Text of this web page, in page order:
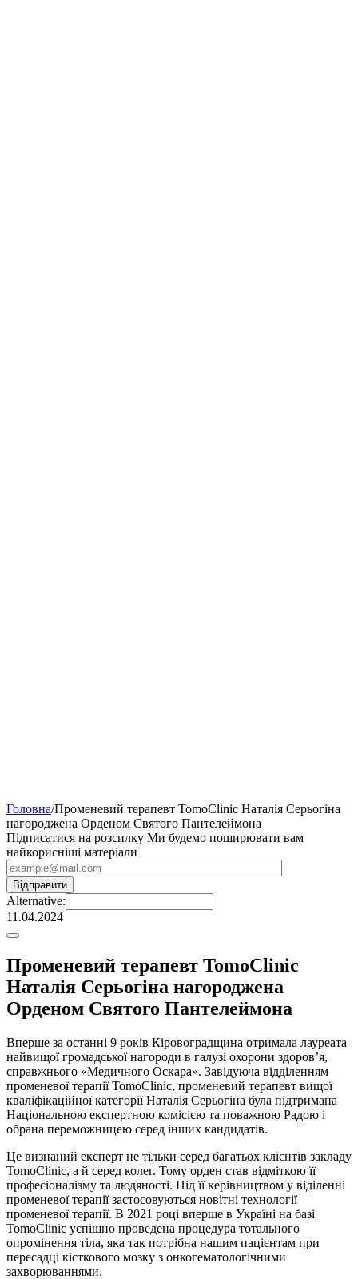
Головна/Променевий терапевт TomoClinic Наталія Серьогіна
нагороджена Орденом Святого Пантелеймона
Підписатися на розсилку Ми будемо поширювати вам
найкорисніші матеріали
Alternative:
11.04.2024
Променевий терапевт TomoClinic
Наталія Серьогіна нагороджена
Орденом Святого Пантелеймона
Вперше за останні 9 років Кіровоградщина отримала лауреата
найвищої громадської нагороди в галузі охорони здоров’я,
справжнього «Медичного Оскара». Завідуюча відділенням
променевої терапії TomoClinic, променевий терапевт вищої
кваліфікаційної категорії Наталія Серьогіна була підтримана
Національною експертною комісією та поважною Радою і
обрана переможницею серед інших кандидатів.
Це визнаний експерт не тільки серед багатьох клієнтів закладу
TomoClinic, а й серед колег. Тому орден став відміткою її
професіоналізму та людяності. Під її керівництвом у віділенні
променевої терапії застосовуються новітні технології
променевої терапії. В 2021 році вперше в Україні на базі
TomoClinic успішно проведена процедура тотального
опромінення тіла, яка так потрібна нашим пацієнтам при
пересадці кісткового мозку з онкогематологічними
захворюваннями.